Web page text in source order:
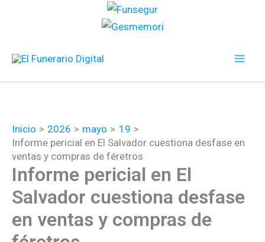
Inicio 2026 mayo
19
Informe pericial en El Salvador cuestiona desfase en
ventas y compras de féretros
Informe pericial en El
Salvador cuestiona desfase
en ventas y compras de